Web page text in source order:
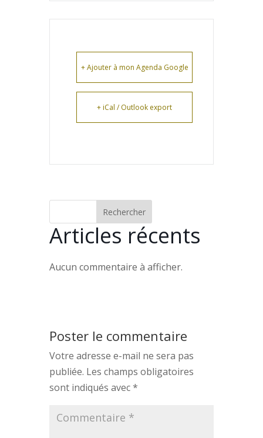
+ Ajouter à mon Agenda Google
+ iCal / Outlook export
Rechercher
Articles récents
Aucun commentaire à afficher.
Poster le commentaire
Votre adresse e-mail ne sera pas
publiée. Les champs obligatoires
sont indiqués avec*